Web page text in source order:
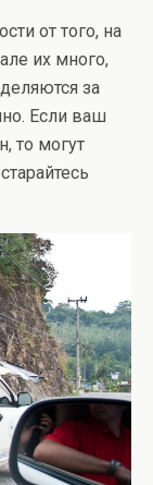
от того, на
их много,
за
Если ваш
то могут